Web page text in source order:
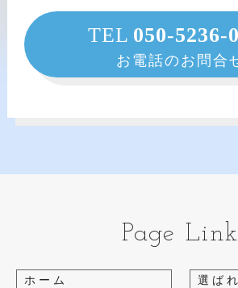
TEL 050-5236-
お電話のお問合
Page Link
ホーム 選ば